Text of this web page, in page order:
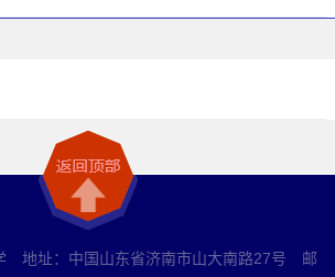
地址：中国山东省济南市山大南路27号 邮